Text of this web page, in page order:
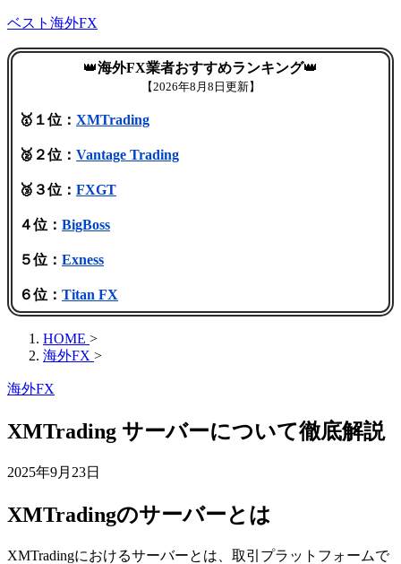
ベスト海外FX
👑海外FX業者おすすめランキング👑
【2026年8月8日更新】
🥇１位： XMTrading
🥈２位： Vantage Trading
🥉３位： FXGT
４位： BigBoss
５位： Exness
６位： Titan FX
HOME >
海外FX >
海外FX
XMTrading サーバーについて徹底解説
2025年9月23日
XMTradingのサーバーとは
XMTradingにおけるサーバーとは、取引プラットフォームで